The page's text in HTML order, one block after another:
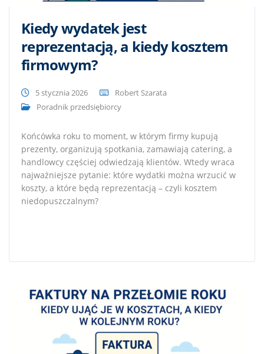
Kiedy wydatek jest
reprezentacją, a kiedy kosztem
firmowym?
5 stycznia 2026
Robert Szarata
Poradnik przedsiębiorcy
Końcówka roku to moment, w którym firmy kupują
prezenty, organizują spotkania, zamawiają catering, a
handlowcy częściej odwiedzają klientów. Wtedy wraca
najważniejsze pytanie: które wydatki można wrzucić w
koszty, a które będą reprezentacją – czyli kosztem
niedopuszczalnym?